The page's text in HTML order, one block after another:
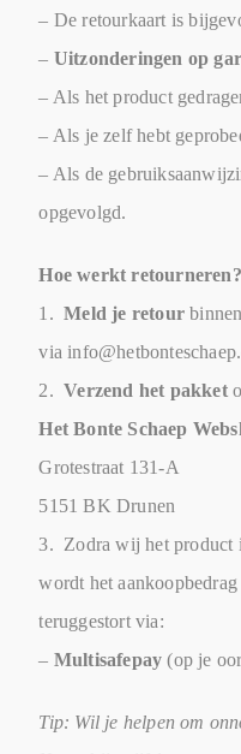
– De retourkaart is
– Uitzonderingen op
– Als het product
– Als je zelf hebt
– Als de
opgevolgd.
Hoe werkt retourneren?
1. Meld je retour binnen
via
2.Verzend het pakket
Het Bonte Schaep
Grotestraat 131-A
5151 BK Drunen
3. Zodra wij het product
wordt het aankoopbedrag
teruggestort via:
– Multisafepay (op je
Tip: Wil je helpen om